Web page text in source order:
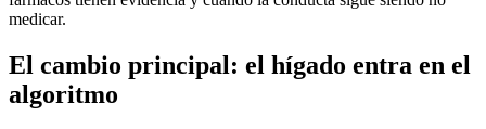
medicar.
El cambio principal: el hígado entra en el
algoritmo